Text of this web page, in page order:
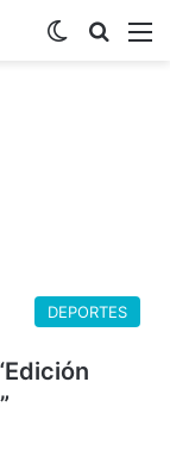
Buscar
Switch skin
DEPORTES